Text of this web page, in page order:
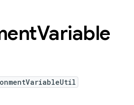
Variable